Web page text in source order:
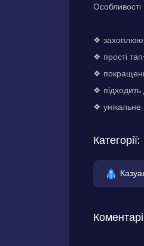
Особливості
❖
❖ прості
❖
❖ підходить
❖ унікальне
Категорії:
Коментарі